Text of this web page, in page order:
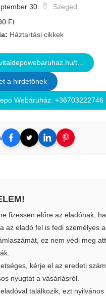
30.
Szeged
Ft
Háztartási cikkek
t...
a hirdetőnek
Webáruház: +36703222746
fizessen előre az eladónak,
az eladó fel is fedi személyes
ez nem védi meg
kérje el az eredeti
nyugtát a vásárlásról.
találkozik, ezt nyilvános